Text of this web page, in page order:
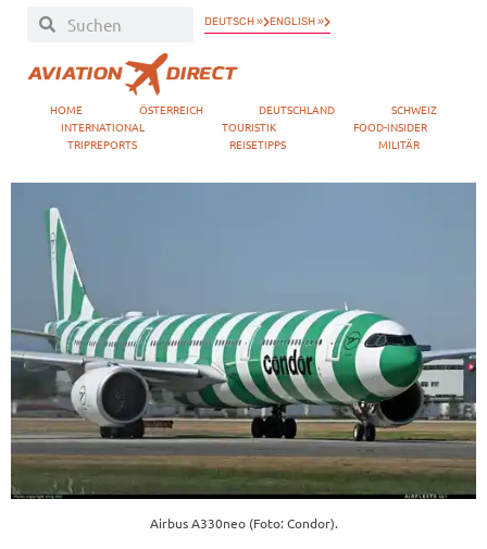
DEUTSCH » ENGLISH »
HOME ÖSTERREICH DEUTSCHLAND
SCHWEIZ
INTERNATIONAL
TOURISTIK
FOOD-INSIDER
TRIPREPORTS
REISETIPPS MILITÄR
Airbus A330neo (Foto: Condor).